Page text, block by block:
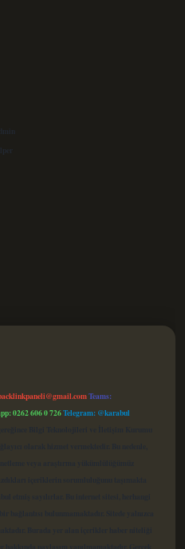
Teams:
0262 606 0 726Telegram: @karabul